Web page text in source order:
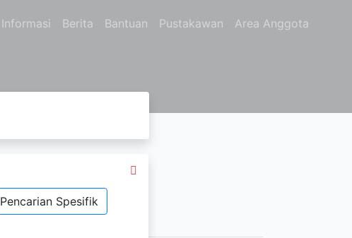
Informasi Berita Bantuan Pustakawan Area Anggota
Pencarian Spesifik